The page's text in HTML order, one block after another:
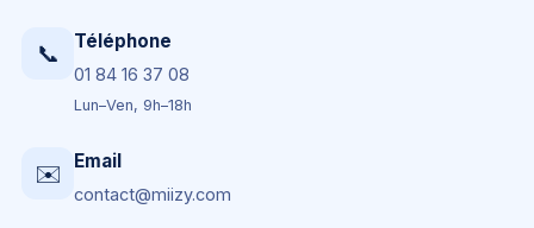
📞 Téléphone
01 84 16 37 08
Lun–Ven, 9h–18h
✉️ Email
contact@miizy.com